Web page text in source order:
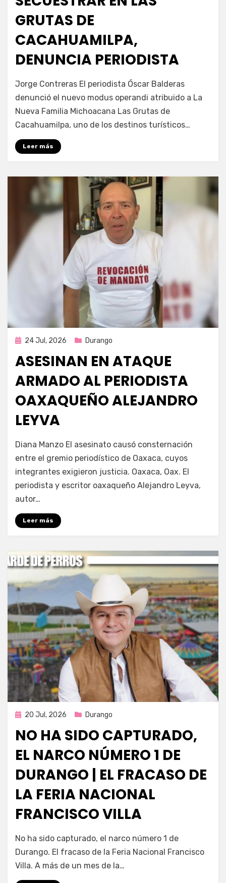
GRUTAS DE
CACAHUAMILPA,
DENUNCIA PERIODISTA
Fernando Miranda Servín
Jorge Contreras El periodista Óscar Balderas
denunció el nuevo modus operandi atribuido a La
Nueva Familia Michoacana Las Grutas de
Cacahuamilpa, uno de los destinos turísticos…
Leer más
Publicada
24 Jul, 2026 Durango
ASESINAN EN ATAQUE
ARMADO AL PERIODISTA
OAXAQUEÑO ALEJANDRO
LEYVA
Fernando Miranda Servín
Diana Manzo El asesinato causó consternación
entre el gremio periodístico de Oaxaca, cuyos
integrantes exigieron justicia. Oaxaca, Oax. El
periodista y escritor oaxaqueño Alejandro Leyva,
autor…
Leer más
Publicada
20 Jul, 2026 Durango
NO HA SIDO CAPTURADO,
EL NARCO NÚMERO 1 DE
DURANGO | EL FRACASO DE
LA FERIA NACIONAL
FRANCISCO VILLA
por Fernando Miranda Servín
No ha sido capturado, el narco número 1 de
Durango. El fracaso de la Feria Nacional Francisco
Villa. A más de un mes de la…